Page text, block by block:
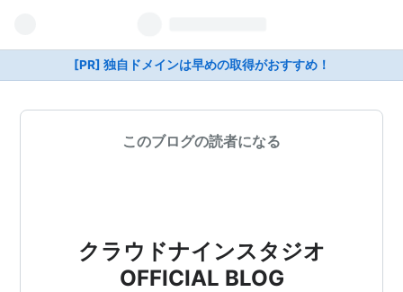
[PR] 独自ドメインは早めの取得がおすすめ！
このブログの読者になる
クラウドナインスタジオ
OFFICIAL BLOG